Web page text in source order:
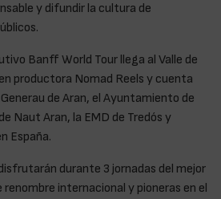
y difundir la cultura de
Banff World Tour llega al Valle de
productora Nomad Reels y cuenta
de Aran, el Ayuntamiento de
Naut Aran, la EMD de Tredós y
España.
durante 3 jornadas del mejor
internacional y pioneras en el